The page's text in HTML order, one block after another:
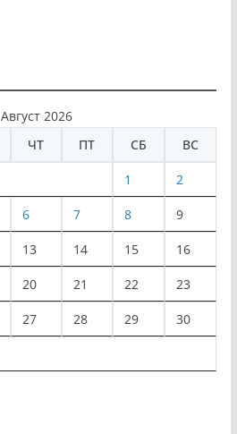
Август 2026
ЧТ ПТ СБ ВС
1 2
6 7 8 9
13 14 15 16
20 21 22 23
27 28 29 30